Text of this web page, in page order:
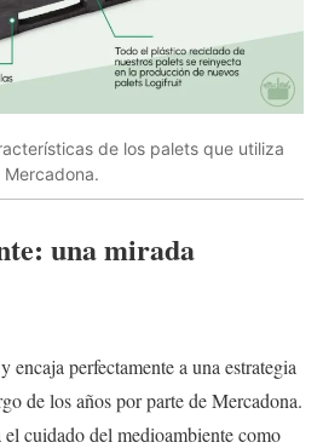
de los palets que utiliza
Mercadona.
una mirada
encaja perfectamente a una estrategia
de los años por parte de Mercadona.
cuidado del medioambiente como